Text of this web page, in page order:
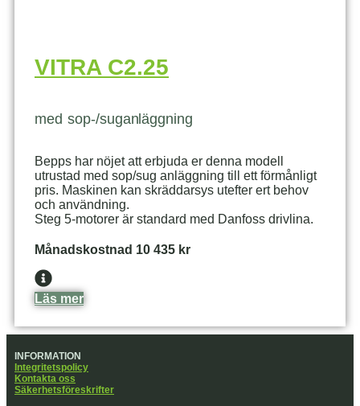
VITRA C2.25
med sop-/suganläggning
Bepps har nöjet att erbjuda er denna modell
utrustad med sop/sug anläggning till ett förmånligt
pris. Maskinen kan skräddarsys utefter ert behov
och användning.
Steg 5-motorer är standard med Danfoss drivlina.
Månadskostnad 10 435 kr
Läs mer
INFORMATION
Integritetspolicy
Kontakta oss
Säkerhetsföreskrifter